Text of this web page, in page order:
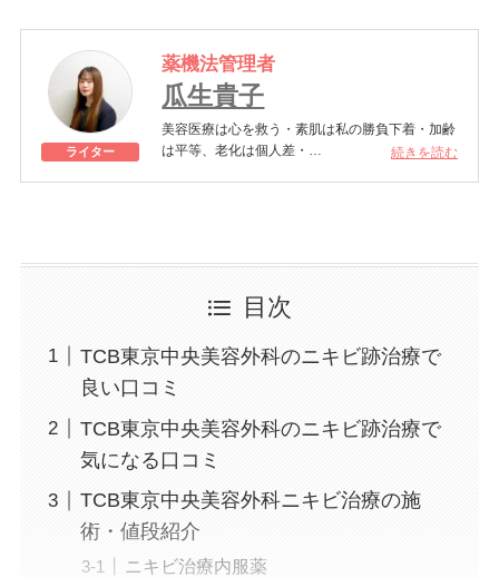
ライター
薬機法管理者
瓜生貴子
美容医療は心を救う・素肌は私の勝負下着・加齢
は平等、老化は個人差・
タ注射、いぼ除去、医療脱毛など
続きを読む
目次
TCB東京中央美容外科のニキビ跡治療で
良い口コミ
TCB東京中央美容外科のニキビ跡治療で
気になる口コミ
TCB東京中央美容外科ニキビ治療の施
術・値段紹介
ニキビ治療内服薬